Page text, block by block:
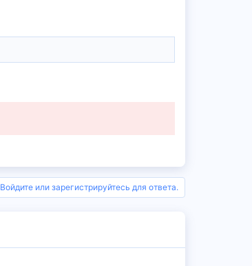
Войдите или зарегистрируйтесь для ответа.